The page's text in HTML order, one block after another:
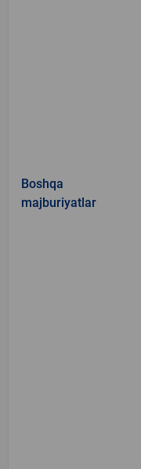
Boshqa
majburiyatlar